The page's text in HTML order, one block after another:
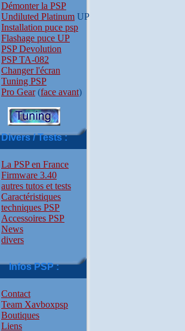
Démonter la PSP
Undiluted Platinum UP
Installation puce psp
Flashage puce UP
PSP Devolution
PSP TA-082
Changer l'écran
Tuning PSP
Pro Gear(face avant)
Divers / Tests :
La PSP en France
Firmware 3.40
autres tutos et tests
Caractéristiques
techniques PSP
Accessoires PSP
News
divers
Infos PSP :
Contact
Team Xavboxpsp
Boutiques
Liens